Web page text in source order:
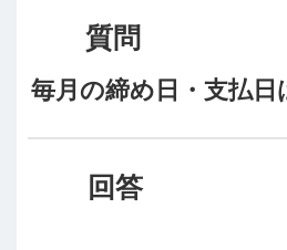
毎月の締め日・支払日